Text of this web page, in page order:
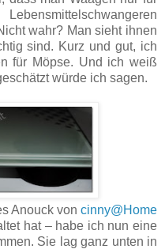
wahr? Man sieht ihnen
sind. Kurz und gut, ich
für Möpse. Und ich weiß
würde ich sagen.
Anouck von cinny@Home
hat – habe ich nun eine
Sie lag ganz unten in